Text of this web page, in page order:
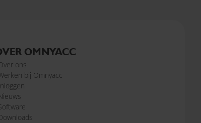
OMNYACC
ons
bij Omnyacc